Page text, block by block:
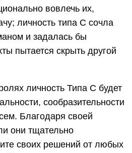
вовлечь их,
личность типа C сочла
и задалась бы
пытается скрыть другой
личность Типа C будет
сообразительности
Благодаря своей
они тщательно
своих решений от любых